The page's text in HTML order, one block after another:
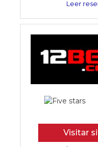
Leer
Visitar